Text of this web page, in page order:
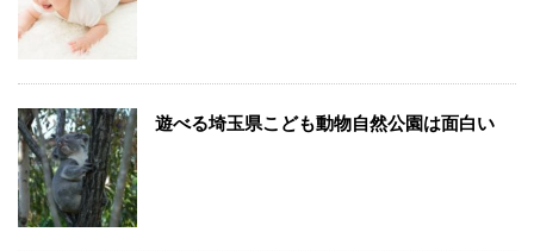
遊べる埼玉県こども動物自然公園は面白い